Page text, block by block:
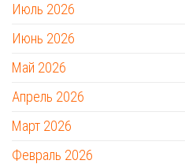
Июль 2026
Июнь 2026
Май 2026
Апрель 2026
Март 2026
Февраль 2026